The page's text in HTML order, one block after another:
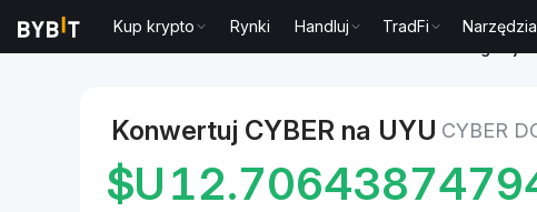
Kup krypto Rynki Handluj TradFi Narzędzia
Konwertuj CYBER na UYU CYBER
$U